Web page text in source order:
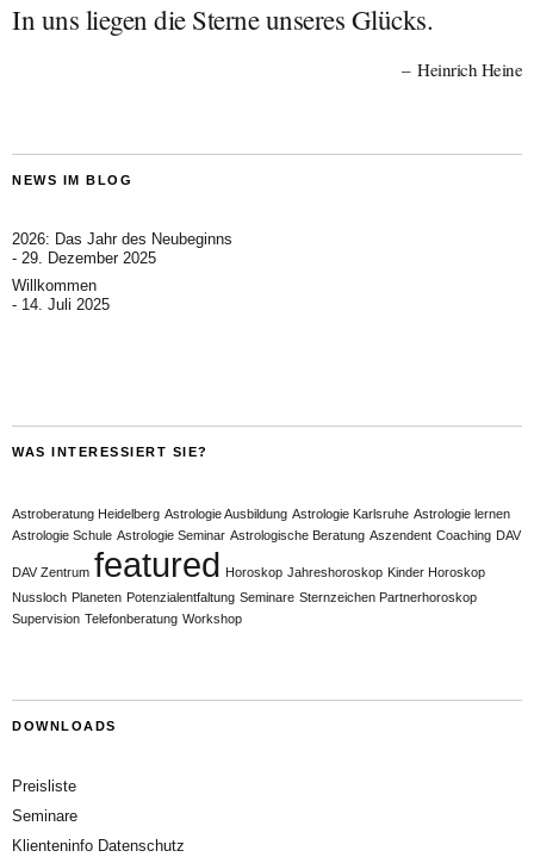
In uns liegen die Sterne unseres Glücks.
Heinrich Heine
NEWS IM BLOG
2026: Das Jahr des Neubeginns
29. Dezember 2025
Willkommen
14. Juli 2025
WAS INTERESSIERT SIE?
Astroberatung Heidelberg Astrologie Ausbildung Astrologie Karlsruhe Astrologie lernen
Astrologie Schule Astrologie Seminar Astrologische Beratung Aszendent Coaching DAV
DAV Zentrum featured Horoskop Jahreshoroskop Kinder Horoskop
Nussloch Planeten Potenzialentfaltung Seminare Sternzeichen Partnerhoroskop
Supervision Telefonberatung Workshop
DOWNLOADS
Preisliste
Seminare
Klienteninfo Datenschutz